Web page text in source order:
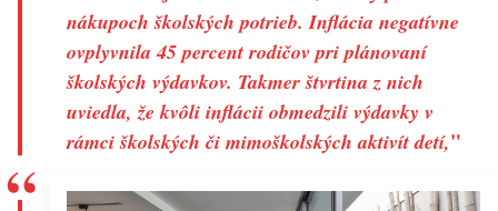
nákupoch školských potrieb. Inflácia negatívne
ovplyvnila 45 percent rodičov pri plánovaní
školských výdavkov. Takmer štvrtina z nich
uviedla, že kvôli inflácii obmedzili výdavky v
rámci školských či mimoškolských aktivít detí,"